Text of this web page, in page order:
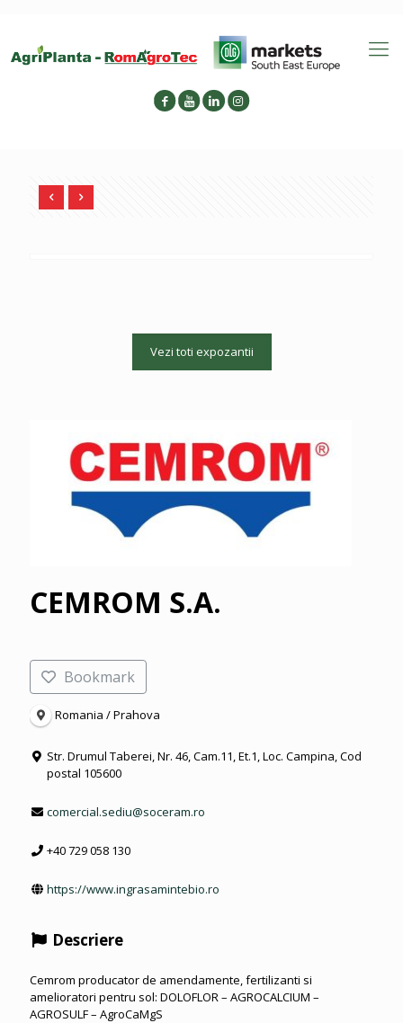
Vezi toti expozantii
CEMROM S.A.
Bookmark
Romania / Prahova
Str. Drumul Taberei, Nr. 46, Cam.11, Et.1, Loc. Campina, Cod
postal 105600
comercial.sediu@soceram.ro
+40 729 058 130
https://www.ingrasamintebio.ro
Descriere
Cemrom producator de amendamente, fertilizanti si
amelioratori pentru sol: DOLOFLOR – AGROCALCIUM –
AGROSULF – AgroCaMgS